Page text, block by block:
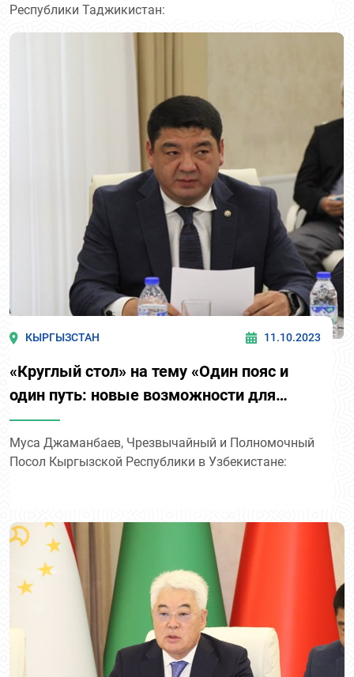
Республики Таджикистан:
КЫРГЫЗСТАН 11.10.2023
«Круглый стол» на тему «Один пояс и
один путь: новые возможности для
стран Центральной Азии».
Муса Джаманбаев, Чрезвычайный и Полномочный
Посол Кыргызской Республики в Узбекистане: